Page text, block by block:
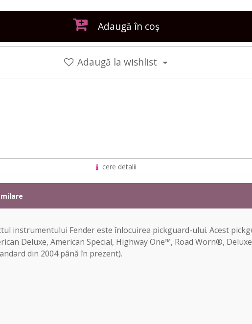
Adaugă în coș
Adaugă la wishlist
cere detalii
instrumentului Fender este înlocuirea pickguard-ului. Acest
Deluxe, American Special, Highway One™, Road Worn®,
din 2004 până în prezent).